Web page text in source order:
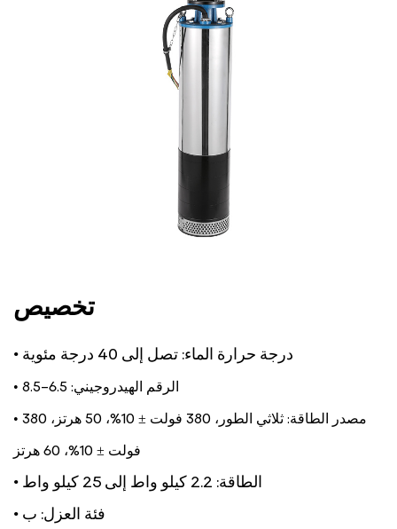
تخصيص
• درجة حرارة الماء: تصل إلى 40 درجة مئوية
• الرقم الهيدروجيني: 6.5-8.5
• مصدر الطاقة: ثلاثي الطور، 380 فولت ± 10%، 50 هرتز، 380
فولت ± 10%، 60 هرتز
• الطاقة: 2.2 كيلو واط إلى 25 كيلو واط
• فئة العزل: ب